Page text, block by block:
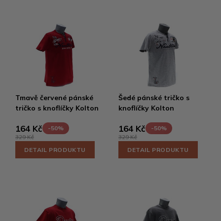
Tmavě červené pánské
tričko s knoflíčky Kolton
164 Kč
-50%
329 Kč
DETAIL PRODUKTU
Šedé pánské tričko s
knoflíčky Kolton
164 Kč
-50%
329 Kč
DETAIL PRODUKTU